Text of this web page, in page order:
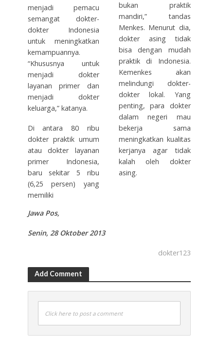
menjadi pemacu
semangat dokter-
dokter Indonesia
untuk meningkatkan
kemampuannya.
“Khususnya untuk
menjadi dokter
layanan primer dan
menjadi dokter
keluarga,” katanya.
Di antara 80 ribu
dokter praktik umum
atau dokter layanan
primer Indonesia,
baru sekitar 5 ribu
(6,25 persen) yang
memiliki
bukan praktik
mandiri,” tandas
Menkes. Menurut dia,
dokter asing tidak
bisa dengan mudah
praktik di Indonesia.
Kemenkes akan
melindungi dokter-
dokter lokal. Yang
penting, para dokter
dalam negeri mau
bekerja sama
meningkatkan kualitas
kerjanya agar tidak
kalah oleh dokter
asing.
Jawa Pos,
Senin, 28 Oktober 2013
dokter123
Add Comment
Click here to post a comment